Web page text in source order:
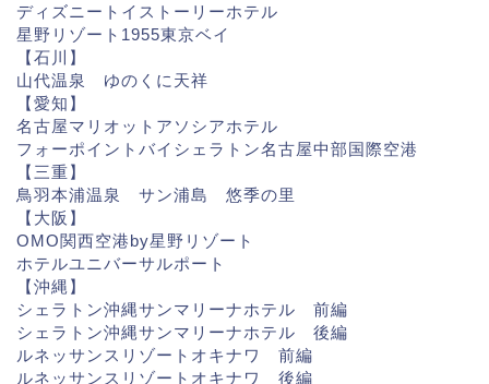
ディズニートイストーリーホテル
星野リゾート1955東京ベイ
【石川】
山代温泉 ゆのくに天祥
【愛知】
名古屋マリオットアソシアホテル
フォーポイントバイシェラトン名古屋中部国際空港
【三重】
鳥羽本浦温泉 サン浦島 悠季の里
【大阪】
OMO関西空港by星野リゾート
ホテルユニバーサルポート
【沖縄】
シェラトン沖縄サンマリーナホテル 前編
シェラトン沖縄サンマリーナホテル 後編
ルネッサンスリゾートオキナワ 前編
ルネッサンスリゾートオキナワ 後編